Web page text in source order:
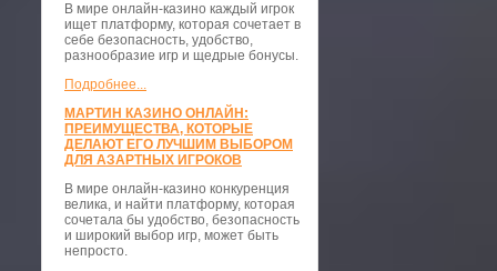
В мире онлайн-казино каждый игрок
ищет платформу, которая сочетает в
себе безопасность, удобство,
разнообразие игр и щедрые бонусы.
Подробнее...
МАРТИН КАЗИНО ОНЛАЙН:
ПРЕИМУЩЕСТВА, КОТОРЫЕ
ДЕЛАЮТ ЕГО ЛУЧШИМ ВЫБОРОМ
ДЛЯ АЗАРТНЫХ ИГРОКОВ
В мире онлайн-казино конкуренция
велика, и найти платформу, которая
сочетала бы удобство, безопасность
и широкий выбор игр, может быть
непросто.